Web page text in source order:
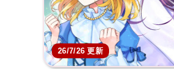
26/7/26 更新